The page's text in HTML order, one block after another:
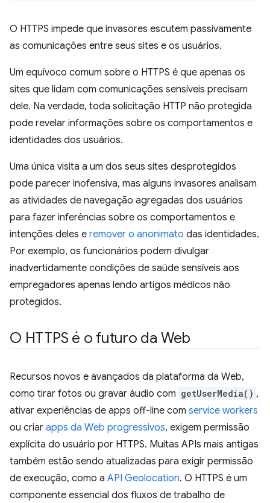
O HTTPS impede que invasores escutem passivamente
as comunicações entre seus sites e os usuários.
Um equívoco comum sobre o HTTPS é que apenas os
sites que lidam com comunicações sensíveis precisam
dele. Na verdade, toda solicitação HTTP não protegida
pode revelar informações sobre os comportamentos e
identidades dos usuários.
Uma única visita a um dos seus sites desprotegidos
pode parecer inofensiva, mas alguns invasores analisam
as atividades de navegação agregadas dos usuários
para fazer inferências sobre os comportamentos e
intenções deles e remover o anonimato das identidades.
Por exemplo, os funcionários podem divulgar
inadvertidamente condições de saúde sensíveis aos
empregadores apenas lendo artigos médicos não
protegidos.
O HTTPS é o futuro da Web
Recursos novos e avançados da plataforma da Web,
como tirar fotos ou gravar áudio com getUserMedia() ,
ativar experiências de apps off-line com service workers
ou criar apps da Web progressivos, exigem permissão
explícita do usuário por HTTPS. Muitas APIs mais antigas
também estão sendo atualizadas para exigir permissão
de execução, como a API Geolocation. O HTTPS é um
componente essencial dos fluxos de trabalho de